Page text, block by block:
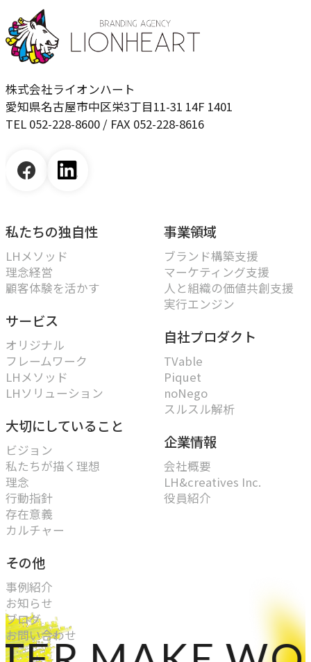
株式会社ライオンハート
愛知県名古屋市中区栄3丁目11-31 14F 1401
TEL 052-228-8600 / FAX 052-228-8616
私たちの独自性
LHメソッド
理念経営
顧客体験を活かす
サービス
オリジナル
フレームワーク
LHメソッド
LHソリューション
大切にしていること
ビジョン
私たちが描く理想
理念
行動指針
存在意義
カルチャー
その他
事例紹介
お知らせ
ブログ
お問い合わせ
事業領域
ブランド構築支援
マーケティング支援
人と組織の価値共創支援
実行エンジン
自社プロダクト
TVable
Piquet
noNego
スルスル解析
企業情報
会社概要
LH&creatives Inc.
役員紹介